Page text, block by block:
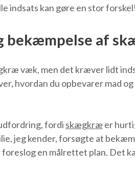
indsats kan gøre en stor forskel!
bekæmpelse af
væk, men det kræver lidt
hvordan du opbevarer mad
fordi skægkræ er
jeg kender, forsøgte at
en målrettet plan. Det